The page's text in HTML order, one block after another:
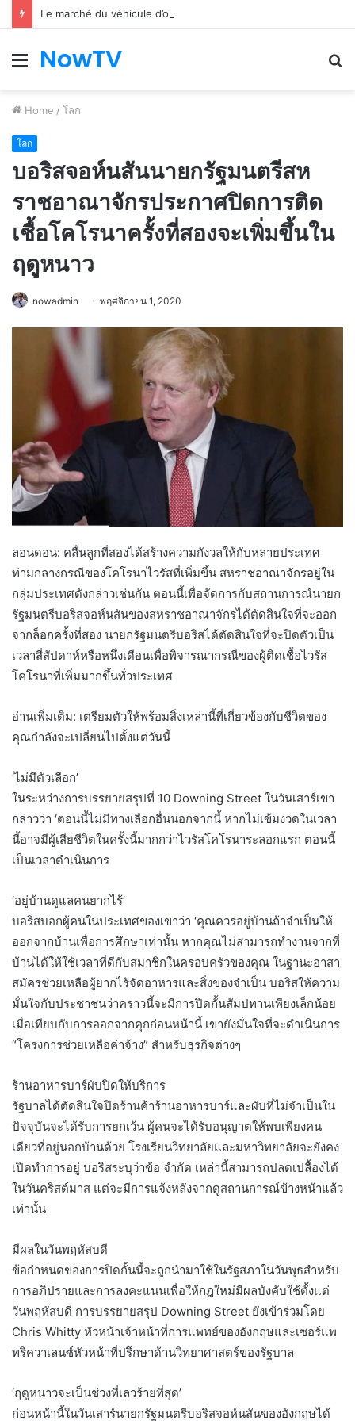
Le marché du véhicule d’occasion en plein essor
Menu
NowTV
Home / โลก
โลก
บอริสจอห์นสันนายกรัฐมนตรีสห
ราชอาณาจักรประกาศปิดการติด
เชื้อโคโรนาครั้งที่สองจะเพิ่มขึ้นใน
ฤดูหนาว
nowadmin พฤศจิกายน 1, 2020
ลอนดอน: คลื่นลูกที่สองได้สร้างความกังวลให้กับหลายประเทศ
ท่ามกลางกรณีของโคโรนาไวรัสที่เพิ่มขึ้น สหราชอาณาจักรอยู่ใน
กลุ่มประเทศดังกล่าวเช่นกัน ตอนนี้เพื่อจัดการกับสถานการณ์นายก
รัฐมนตรีบอริสจอห์นสันของสหราชอาณาจักรได้ตัดสินใจที่จะออก
จากล็อกครั้งที่สอง นายกรัฐมนตรีบอริสได้ตัดสินใจที่จะปิดตัวเป็น
เวลาสี่สัปดาห์หรือหนึ่งเดือนเพื่อพิจารณากรณีของผู้ติดเชื้อไวรัส
โคโรนาที่เพิ่มมากขึ้นทั่วประเทศ
อ่านเพิ่มเติม: เตรียมตัวให้พร้อมสิ่งเหล่านี้ที่เกี่ยวข้องกับชีวิตของ
คุณกำลังจะเปลี่ยนไปตั้งแต่วันนี้
‘ไม่มีตัวเลือก’
ในระหว่างการบรรยายสรุปที่ 10 Downing Street ในวันเสาร์เขา
กล่าวว่า ‘ตอนนี้ไม่มีทางเลือกอื่นนอกจากนี้ หากไม่เข้มงวดในเวลา
นี้อาจมีผู้เสียชีวิตในครั้งนี้มากกว่าไวรัสโคโรนาระลอกแรก ตอนนี้
เป็นเวลาดำเนินการ
‘อยู่บ้านดูแลคนยากไร้’
บอริสบอกผู้คนในประเทศของเขาว่า ‘คุณควรอยู่บ้านถ้าจำเป็นให้
ออกจากบ้านเพื่อการศึกษาเท่านั้น หากคุณไม่สามารถทำงานจากที่
บ้านได้ให้ใช้เวลาที่ดีกับสมาชิกในครอบครัวของคุณ ในฐานะอาสา
สมัครช่วยเหลือผู้ยากไร้จัดอาหารและสิ่งของจำเป็น บอริสให้ความ
มั่นใจกับประชาชนว่าคราวนี้จะมีการปิดกั้นสัมปทานเพียงเล็กน้อย
เมื่อเทียบกับการออกจากคุกก่อนหน้านี้ เขายังมั่นใจที่จะดำเนินการ
“โครงการช่วยเหลือค่าจ้าง” สำหรับธุรกิจต่างๆ
ร้านอาหารบาร์ผับปิดให้บริการ
รัฐบาลได้ตัดสินใจปิดร้านค้าร้านอาหารบาร์และผับที่ไม่จำเป็นใน
ปัจจุบันจะได้รับการยกเว้น ผู้คนจะได้รับอนุญาตให้พบเพียงคน
เดียวที่อยู่นอกบ้านด้วย โรงเรียนวิทยาลัยและมหาวิทยาลัยจะยังคง
เปิดทำการอยู่ บอริสระบุว่าข้อ จำกัด เหล่านี้สามารถปลดเปลื้องได้
ในวันคริสต์มาส แต่จะมีการแจ้งหลังจากดูสถานการณ์ข้างหน้าแล้ว
เท่านั้น
มีผลในวันพฤหัสบดี
ข้อกำหนดของการปิดกั้นนี้จะถูกนำมาใช้ในรัฐสภาในวันพุธสำหรับ
การอภิปรายและการลงคะแนนเพื่อให้กฎใหม่มีผลบังคับใช้ตั้งแต่
วันพฤหัสบดี การบรรยายสรุป Downing Street ยังเข้าร่วมโดย
Chris Whitty หัวหน้าเจ้าหน้าที่การแพทย์ของอังกฤษและเซอร์แพ
ทริควาเลนซ์หัวหน้าที่ปรึกษาด้านวิทยาศาสตร์ของรัฐบาล
‘ฤดูหนาวจะเป็นช่วงที่เลวร้ายที่สุด’
ก่อนหน้านี้ในวันเสาร์นายกรัฐมนตรีบอริสจอห์นสันของอังกฤษได้